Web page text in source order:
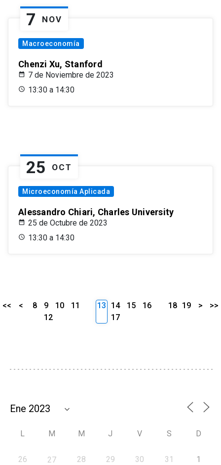
7 NOV
Macroeconomía
Chenzi Xu, Stanford
7 de Noviembre de 2023
13:30 a 14:30
25 OCT
Microeconomía Aplicada
Alessandro Chiari, Charles University
25 de Octubre de 2023
13:30 a 14:30
<< < 8 9 10
11
12
13 14 15
16
17
18 19 > >>
L M M J V S D
26 27 28 29 30 31 1